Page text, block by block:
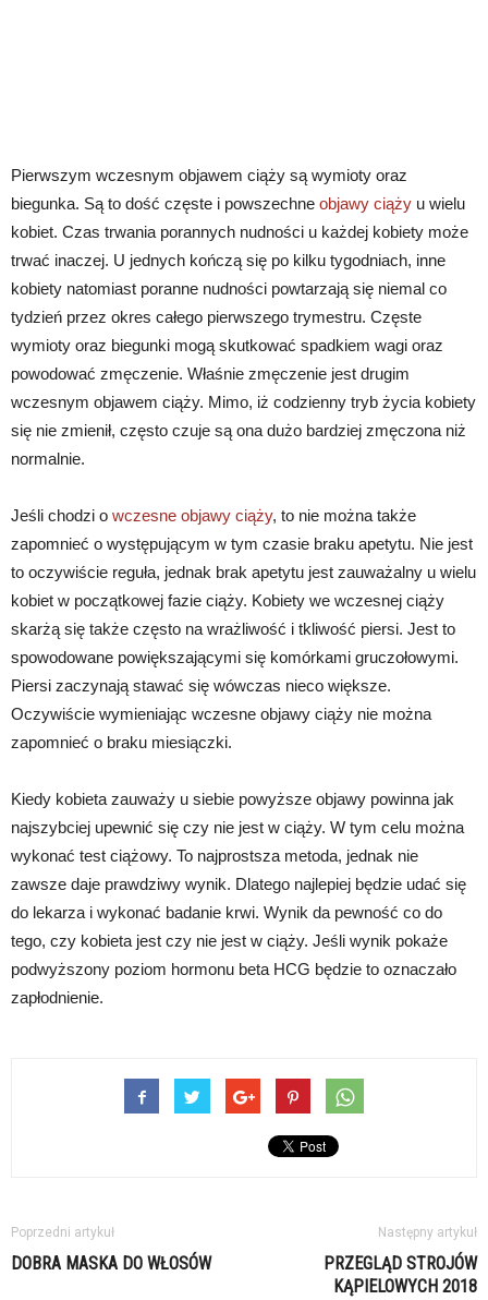
Pierwszym wczesnym objawem ciąży są wymioty oraz
biegunka. Są to dość częste i powszechne objawy ciąży u wielu
kobiet. Czas trwania porannych nudności u każdej kobiety może
trwać inaczej. U jednych kończą się po kilku tygodniach, inne
kobiety natomiast poranne nudności powtarzają się niemal co
tydzień przez okres całego pierwszego trymestru. Częste
wymioty oraz biegunki mogą skutkować spadkiem wagi oraz
powodować zmęczenie. Właśnie zmęczenie jest drugim
wczesnym objawem ciąży. Mimo, iż codzienny tryb życia kobiety
się nie zmienił, często czuje są ona dużo bardziej zmęczona niż
normalnie.
Jeśli chodzi o wczesne objawy ciąży, to nie można także
zapomnieć o występującym w tym czasie braku apetytu. Nie jest
to oczywiście reguła, jednak brak apetytu jest zauważalny u wielu
kobiet w początkowej fazie ciąży. Kobiety we wczesnej ciąży
skarżą się także często na wrażliwość i tkliwość piersi. Jest to
spowodowane powiększającymi się komórkami gruczołowymi.
Piersi zaczynają stawać się wówczas nieco większe.
Oczywiście wymieniając wczesne objawy ciąży nie można
zapomnieć o braku miesiączki.
Kiedy kobieta zauważy u siebie powyższe objawy powinna jak
najszybciej upewnić się czy nie jest w ciąży. W tym celu można
wykonać test ciążowy. To najprostsza metoda, jednak nie
zawsze daje prawdziwy wynik. Dlatego najlepiej będzie udać się
do lekarza i wykonać badanie krwi. Wynik da pewność co do
tego, czy kobieta jest czy nie jest w ciąży. Jeśli wynik pokaże
podwyższony poziom hormonu beta HCG będzie to oznaczało
zapłodnienie.
Poprzedni artykuł
DOBRA MASKA DO WŁOSÓW
Następny artykuł
PRZEGLĄD STROJÓW
KĄPIELOWYCH 2018